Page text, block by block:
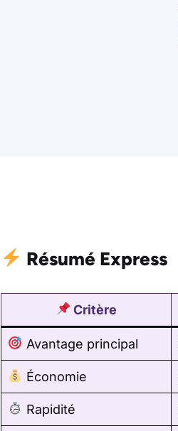
Résumé Express
Critère
Avantage principal
Économie
Rapidité